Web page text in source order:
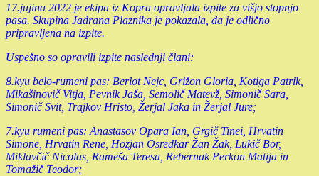
17.jujina 2022 je ekipa iz Kopra opravljala izpite za višjo stopnjo
pasa. Skupina Jadrana Plaznika je pokazala, da je odlično
pripravljena na izpite.
Uspešno so opravili izpite naslednji člani:
8.kyu belo-rumeni pas: Berlot Nejc, Grižon Gloria, Kotiga Patrik,
Mikašinovič Vitja, Pevnik Jaša, Semolič Matevž, Simonič Sara,
Simonič Svit, Trajkov Hristo, Žerjal Jaka in Žerjal Jure;
7.kyu rumeni pas: Anastasov Opara Ian, Grgič Tinei, Hrvatin
Simone, Hrvatin Rene, Hozjan Osredkar Žan Žak, Lukič Bor,
Miklavčič Nicolas, Rameša Teresa, Rebernak Perkon Matija in
Tomažič Teodor;